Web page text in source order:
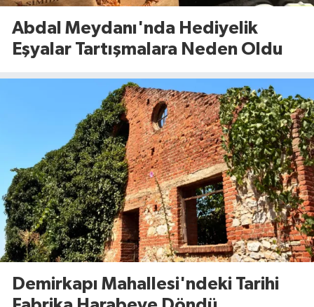
Abdal Meydanı'nda Hediyelik
Eşyalar Tartışmalara Neden Oldu
Demirkapı Mahallesi'ndeki Tarihi